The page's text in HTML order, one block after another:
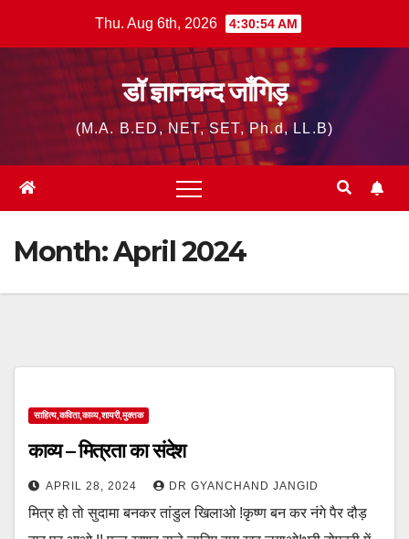
Thu. Aug 6th, 2026 4:30:55 AM
डॉ ज्ञानचन्द जाँगिड़
(M.A. B.ED, NET, SET, Ph.d, LL.B)
Month:April 2024
साहित्य,कविता,काव्य,शायरी,मुक्तक
काव्य – मित्रता का संदेश
APRIL 28, 2024 DR GYANCHAND JANGID
मित्र हो तो सुदामा बनकर तांडुल खिलाओ !कृष्ण बन कर नंगे पैर दौड़